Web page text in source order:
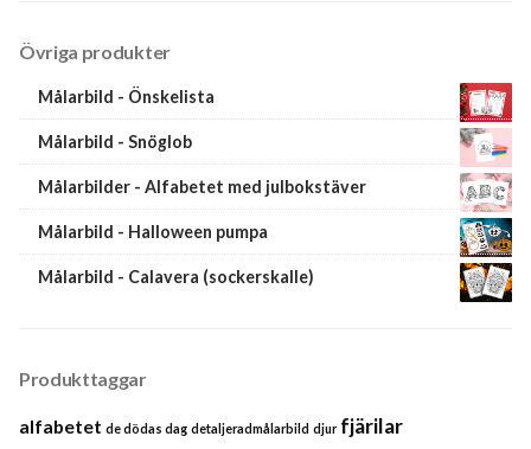
Övriga produkter
Målarbild - Önskelista
Målarbild - Snöglob
Målarbilder - Alfabetet med julbokstäver
Målarbild - Halloween pumpa
Målarbild - Calavera (sockerskalle)
Produkttaggar
alfabetet de dödas dag detaljeradmålarbild djur fjärilar